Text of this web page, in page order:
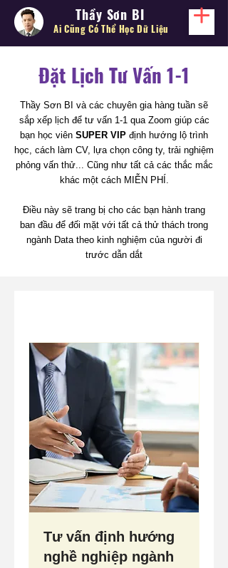
Thầy Sơn BI
Ai Cũng Có Thể Học Dữ Liệu
Đặt Lịch Tư Vấn 1-1
Thầy Sơn BI và các chuyên gia hàng tuần sẽ
sắp xếp lịch để tư vấn 1-1 qua Zoom giúp các
bạn học viên SUPER VIP định hướng lộ trình
học, cách làm CV, lựa chọn công ty, trải nghiệm
phỏng vấn thử... Cũng như tất cả các thắc mắc
khác một cách MIỄN PHÍ.
Điều này sẽ trang bị cho các bạn hành trang
ban đầu để đối mặt với tất cả thử thách trong
ngành Data theo kinh nghiệm của người đi
trước dẫn dắt
Tư vấn định hướng
nghề nghiệp ngành